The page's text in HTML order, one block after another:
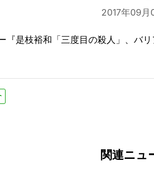
2017年09月
『是枝裕和「三度目の殺人」、バ
関連ニュ